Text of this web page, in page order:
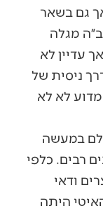
גם בשאר
מגלה
עדיין לא
ניסית של
לא לא
במעשה
רבים. כלפי
ודאי
היתה